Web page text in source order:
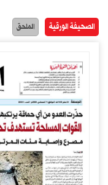
الصحيفة الورقية الملحق